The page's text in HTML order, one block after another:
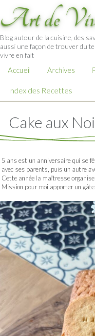
Art de
Blog autour de la cuisine, des
aussi une façon de trouver du
vivre en fait
Accueil Archives
Index des Recettes
Cake aux
5 ans est un anniversaire qui se
avec ses parents, puis un autre
Cette année la maîtresse
Mission pour moi apporter un